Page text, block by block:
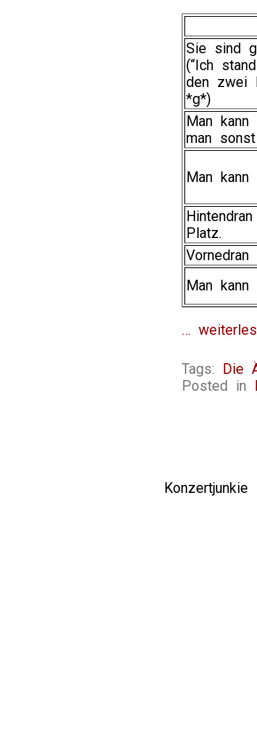
Sie sind
(“Ich
den zwei
*g*)
Man kann
man
Man kann
Platz.
Man kann
…
Tags: Die
Posted in